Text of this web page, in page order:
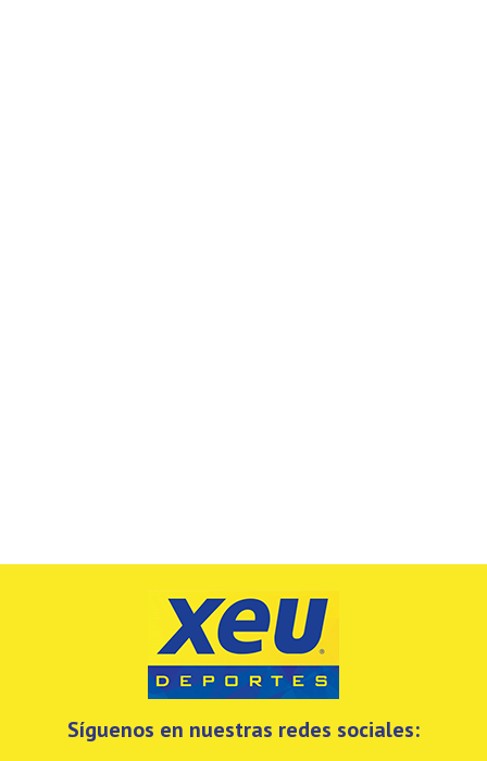
Síguenos en nuestras redes sociales: